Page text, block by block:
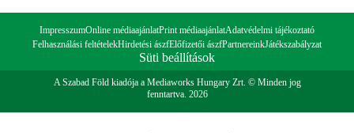
ImpresszumOnline médiaajánlatPrint médiaajánlatAdatvédelmi tájékoztató
Felhasználási feltételekHirdetési ászfElőfizetői ászfPartnereinkJátékszabályzat
Süti beállítások
A Szabad Föld kiadója a Mediaworks Hungary Zrt. © Minden jog
fenntartva. 2026